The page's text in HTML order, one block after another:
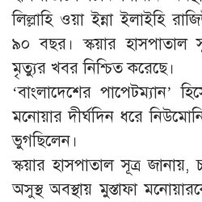
লিল্লাহি ওয়া ইন্না ইলাইহি
৯০ বছর। স্কয়ার হাসপাতাল
মৃত্যুর খবর নিশ্চিত করেছে।
‘বাংলাদেশের পাপেটম্যান’
মনোয়ার দীর্ঘদিন ধরে
ভুগছিলেন।
স্কয়ার হাসপাতাল সূত্র
অসুস্থ অবস্থায় মুস্তাফা